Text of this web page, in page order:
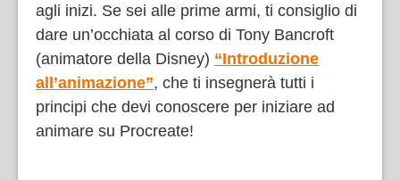
agli inizi. Se sei alle prime armi, ti consiglio di
dare un’occhiata al corso di Tony Bancroft
(animatore della Disney) “Introduzione
all’animazione”, che ti insegnerà tutti i
principi che devi conoscere per iniziare ad
animare su Procreate!